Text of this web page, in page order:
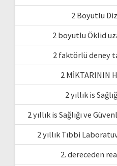
2 Boyutlu
2 boyutlu Öklid
2 faktörlü deney
2 MİKTARININ
2 yıllık is
2 yıllık is Sağlığı ve
2 yıllık Tıbbi
2. dereceden